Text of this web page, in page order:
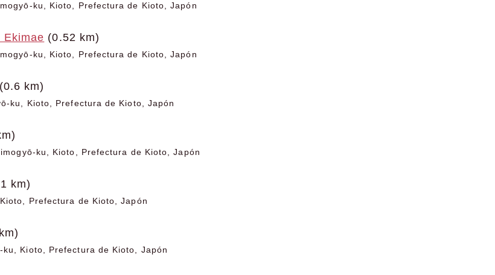
ku, Kioto, Prefectura de Kioto, Japón
Ekimae (0.52 km)
ku, Kioto, Prefectura de Kioto, Japón
(0.6 km)
ku, Kioto, Prefectura de Kioto, Japón
ku, Kioto, Prefectura de Kioto, Japón
km)
Prefectura de Kioto, Japón
ku, Kioto, Prefectura de Kioto, Japón